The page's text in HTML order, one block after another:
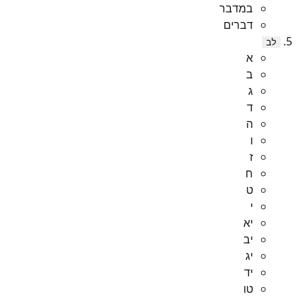
במדבר
דברים
לב
א
ב
ג
ד
ה
ו
ז
ח
ט
י
יא
יב
יג
יד
טו